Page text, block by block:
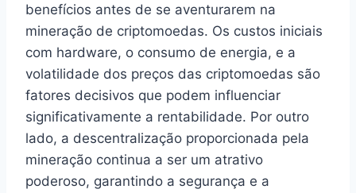
benefícios antes de se aventurarem na
mineração de criptomoedas. Os custos iniciais
com hardware, o consumo de energia, e a
volatilidade dos preços das criptomoedas são
fatores decisivos que podem influenciar
significativamente a rentabilidade. Por outro
lado, a descentralização proporcionada pela
mineração continua a ser um atrativo
poderoso, garantindo a segurança e a